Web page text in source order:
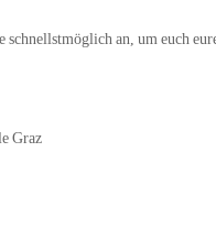
an, um euch
Graz